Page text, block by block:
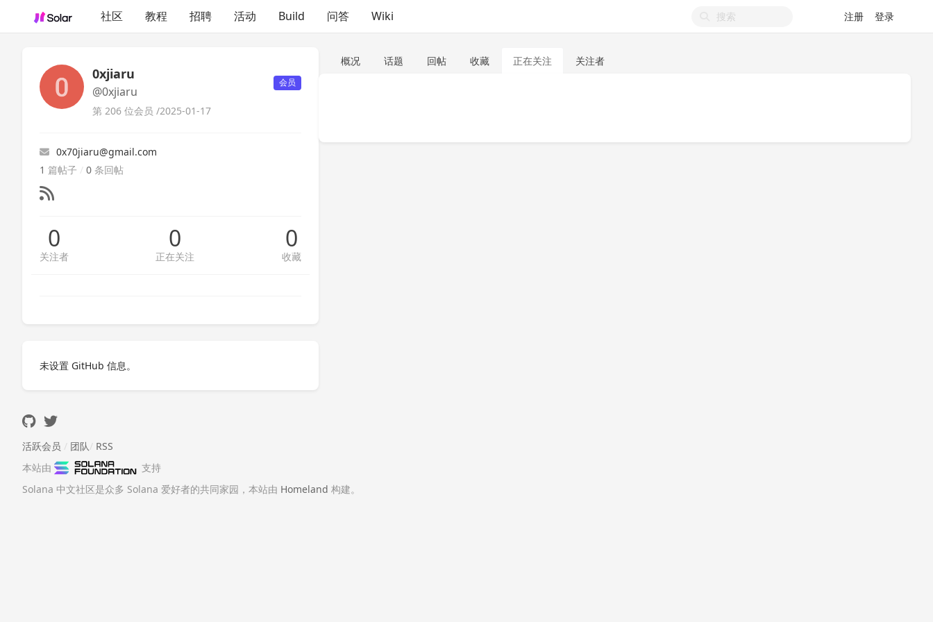
社区 教程 招聘 活动 Build 问答 Wiki 注册 登录
0xjiaru
@0xjiaru
会员
第 206 位会员 /2025-01-17
0x70jiaru@gmail.com
1 篇帖子 / 0 条回帖
0
关注者
0
正在关注
0
收藏
未设置 GitHub 信息。
概况 话题 回帖 收藏 正在关注 关注者
活跃会员 / 团队/ RSS
本站由
支持
Solana 中文社区是众多 Solana 爱好者的共同家园，本站由 Homeland 构建。